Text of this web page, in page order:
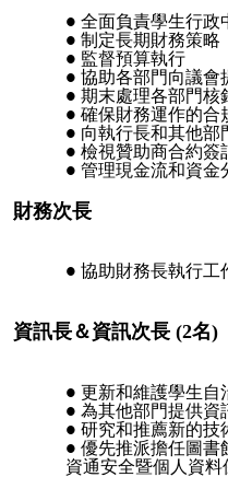
全面負責學生行政
制定長期財務策略
監督預算執行
協助各部門向議會
期末處理各部門核
確保財務運作的合
向執行長和其他部
檢視贊助商合約簽
管理現金流和資金
財務次長
協助財務長執行工
資訊長＆資訊次長 (2名)
更新和維護學生自
為其他部門提供資
研究和推薦新的技
優先推派擔任圖書
資通安全暨個人資